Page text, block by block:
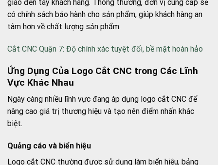
giao đến tay khách hàng. Thông thường, đơn vị cung cấp sẽ
có chính sách bảo hành cho sản phẩm, giúp khách hàng an
tâm hơn về chất lượng sản phẩm.
Cắt CNC Quận 7: Độ chính xác tuyệt đối, bề mặt hoàn hảo
Ứng Dụng Của Logo Cắt CNC trong Các Lĩnh
Vực Khác Nhau
Ngày càng nhiều lĩnh vực đang áp dụng logo cắt CNC để
nâng cao giá trị thương hiệu và tạo nên điểm nhấn khác
biệt.
Quảng cáo và biển hiệu
Logo cắt CNC thường được sử dụng làm biển hiệu, bảng